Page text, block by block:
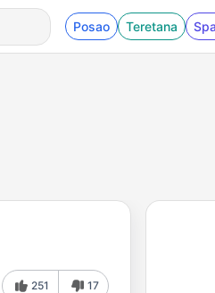
Posao Teretana
251 17